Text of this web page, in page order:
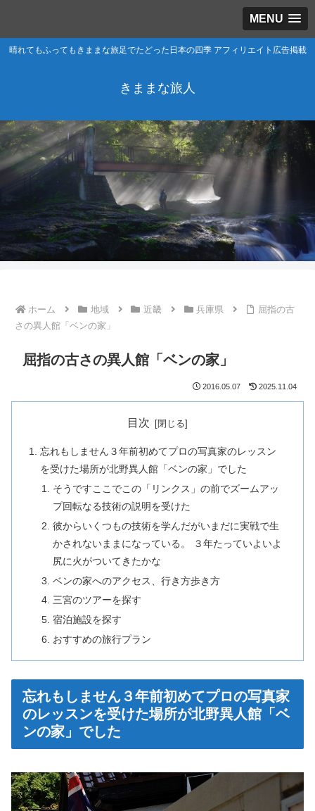
MENU
晴れてもふってもきままな旅足でたどった日本の四季 アフィリエイト広告掲載
きままな旅人
ホーム 地域 近畿 兵庫県
屈指の古
さの異人館「ベンの家」
屈指の古さの異人館「ベンの家」
2016.05.07 2025.11.04
目次
忘れもしません３年前初めてプロの写真家のレッスン
を受けた場所が北野異人館「ベンの家」でした
そうですここでこの「リンクス」の前でズームアッ
プ回転なる技術の説明を受けた
彼からいくつもの技術を学んだがいまだに実戦で生
かされないままになっている。 ３年たっていよいよ
尻に火がついてきたかな
ベンの家へのアクセス、行き方歩き方
三宮のツアーを探す
宿泊施設を探す
おすすめの旅行プラン
忘れもしません３年前初めてプロの写真家
のレッスンを受けた場所が北野異人館「ベ
ンの家」でした